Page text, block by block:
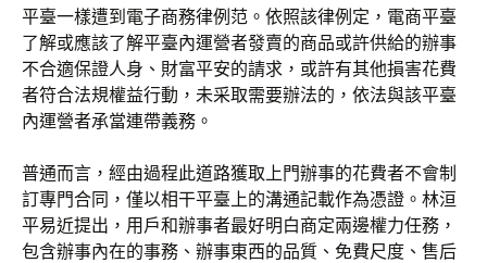
平臺一樣遭到電子商務律例范。依照該律例定，電商平臺
了解或應該了解平臺內運營者發賣的商品或許供給的辦事
不合適保證人身、財富平安的請求，或許有其他損害花費
者符合法規權益行動，未采取需要辦法的，依法與該平臺
內運營者承當連帶義務。
普通而言，經由過程此道路獲取上門辦事的花費者不會制
訂專門合同，僅以相干平臺上的溝通記載作為憑證。林洹
平易近提出，用戶和辦事者最好明白商定兩邊權力任務，
包含辦事內在的事務、辦事東西的品質、免費尺度、售后